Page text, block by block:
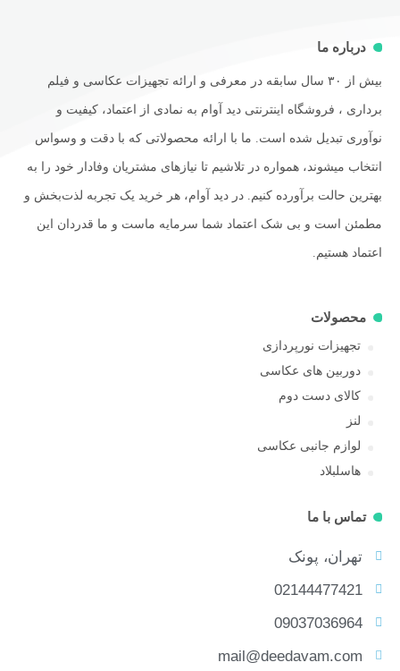
درباره ما
بیش از ۳۰ سال سابقه در معرفی و ارائه تجهیزات عکاسی و فیلم
برداری ، فروشگاه اینترنتی دید آوام به نمادی از اعتماد، کیفیت و
نوآوری تبدیل شده است. ما با ارائه محصولاتی که با دقت و وسواس
انتخاب میشوند، همواره در تلاشیم تا نیازهای مشتریان وفادار خود را به
بهترین حالت برآورده کنیم. در دید آوام، هر خرید یک تجربه لذت‌بخش و
مطمئن است و بی شک اعتماد شما سرمایه ماست و ما قدردان این
اعتماد هستیم.
محصولات
تجهیزات نورپردازی
دوربین های عکاسی
کالای دست دوم
لنز
لوازم جانبی عکاسی
هاسلبلاد
تماس با ما
تهران، پونک
02144477421
09037036964
mail@deedavam.com